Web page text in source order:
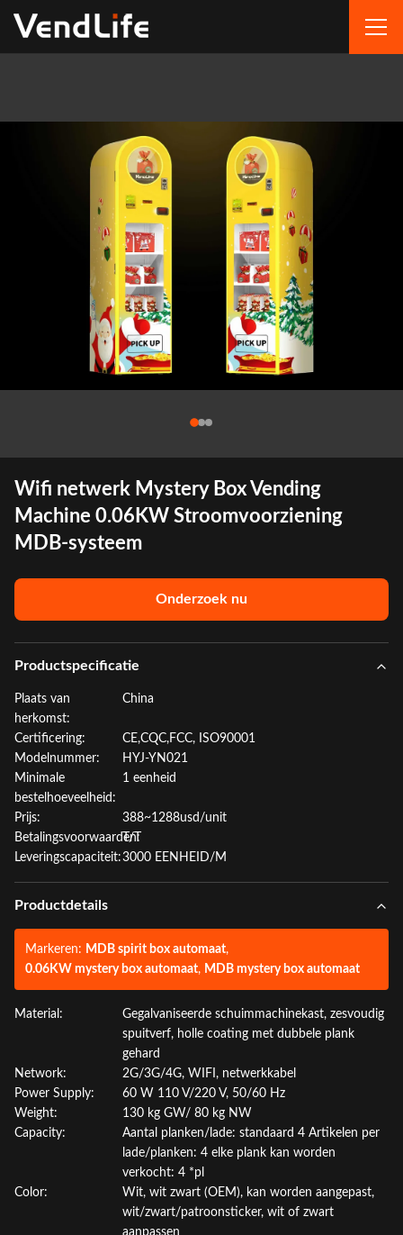
Wifi netwerk Mystery Box Vending
Machine 0.06KW Stroomvoorziening
MDB-systeem
Onderzoek nu
Productspecificatie
Plaats van
herkomst:
China
Certificering:
CE,CQC,FCC, ISO90001
Modelnummer:
HYJ-YN021
Minimale
bestelhoeveelheid:
1 eenheid
Prijs:
388~1288usd/unit
Betalingsvoorwaarden:
T/T
Leveringscapaciteit:3000 EENHEID/M
Productdetails
Markeren: MDB spirit box automaat,
0.06KW mystery box automaat, MDB mystery box automaat
Material:
Gegalvaniseerde schuimmachinekast, zesvoudig
spuitverf, holle coating met dubbele plank
gehard
Network:
2G/3G/4G, WIFI, netwerkkabel
Power Supply:
60 W 110 V/220 V, 50/60 Hz
Weight:
130 kg GW/ 80 kg NW
Capacity:
Aantal planken/lade: standaard 4 Artikelen per
lade/planken: 4 elke plank kan worden
verkocht: 4 *pl
Color:
Wit, wit zwart (OEM), kan worden aangepast,
wit/zwart/patroonsticker, wit of zwart
aanpassen